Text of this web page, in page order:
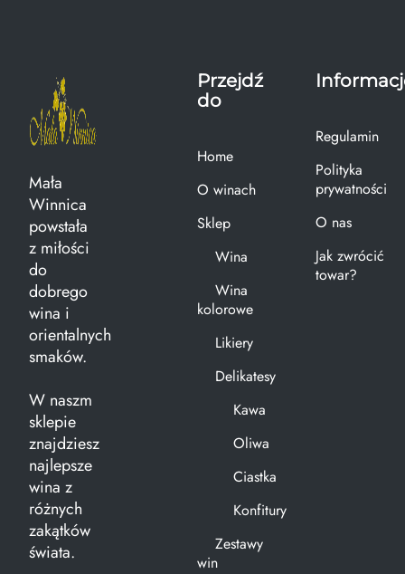
Mała
Winnica
powstała
z miłości
do
dobrego
wina i
orientalnych
smaków.
W naszm
sklepie
znajdziesz
najlepsze
wina z
różnych
zakątków
świata.
Przejdź
do
Home
O winach
Sklep
Wina
Wina
kolorowe
Likiery
Delikatesy
Kawa
Oliwa
Ciastka
Konfitury
Zestawy
win
Regulamin
Polityka
prywatności
O nas
Jak zwrócić
towar?